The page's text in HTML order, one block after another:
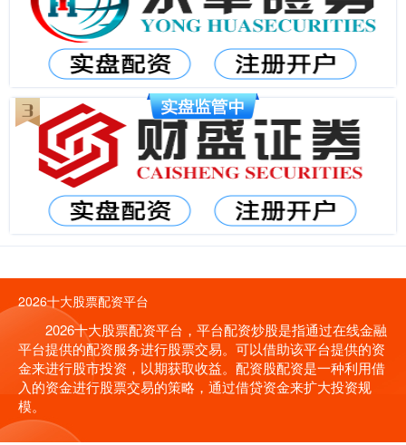
2026十大股票配资平台
2026十大股票配资平台，平台配资炒股是指通过在线金融
平台提供的配资服务进行股票交易。可以借助该平台提供的资
金来进行股市投资，以期获取收益。配资股配资是一种利用借
入的资金进行股票交易的策略，通过借贷资金来扩大投资规
模。